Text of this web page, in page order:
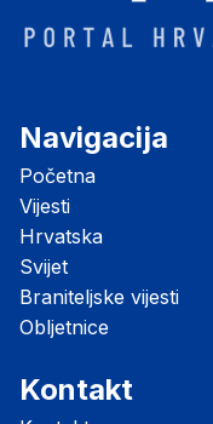
Navigacija
Početna
Vijesti
Hrvatska
Svijet
Braniteljske vijesti
Obljetnice
Kontakt